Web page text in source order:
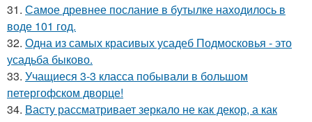
31. Самое древнее послание в бутылке находилось в
воде 101 год.
32. Одна из самых красивых усадеб Подмосковья - это
усадьба быково.
33. Учащиеся 3-3 класса побывали в большом
петергофском дворце!
34. Васту рассматривает зеркало не как декор, а как